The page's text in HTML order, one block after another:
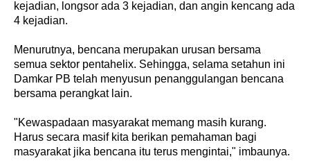
kejadian, longsor ada 3 kejadian, dan angin kencang ada
4 kejadian.
Menurutnya, bencana merupakan urusan bersama
semua sektor pentahelix. Sehingga, selama setahun ini
Damkar PB telah menyusun penanggulangan bencana
bersama perangkat lain.
"Kewaspadaan masyarakat memang masih kurang.
Harus secara masif kita berikan pemahaman bagi
masyarakat jika bencana itu terus mengintai," imbaunya.